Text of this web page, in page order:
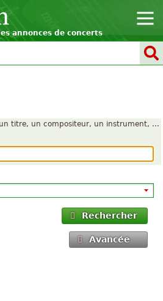
annonces de concerts
titre, un compositeur, un instrument, ...
Rechercher
Avancée